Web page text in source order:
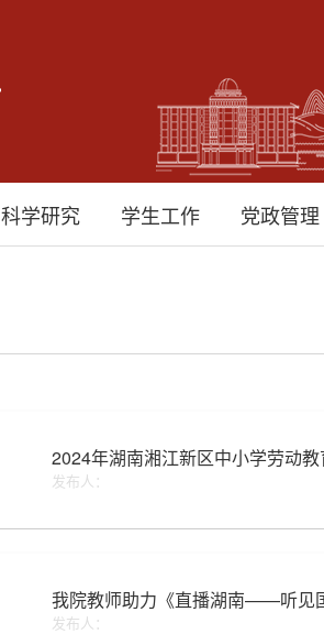
科学研究 学生工作 党政管理
2024年湖南湘江新区中小学劳动
发布人：
我院教师助力《直播湖南——听见
发布人：